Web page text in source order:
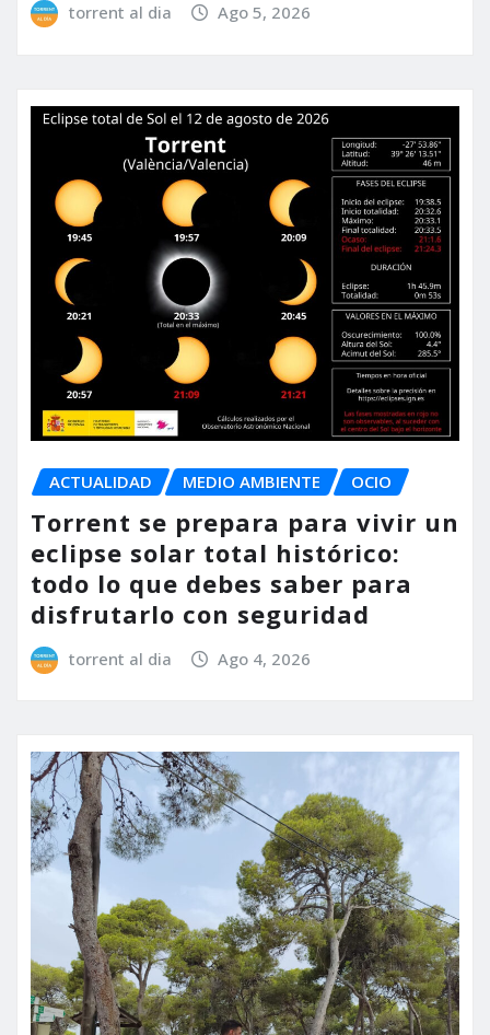
torrent al dia Ago 5, 2026
ACTUALIDAD MEDIO AMBIENTE OCIO
Torrent se prepara para vivir un
eclipse solar total histórico:
todo lo que debes saber para
disfrutarlo con seguridad
torrent al dia Ago 4, 2026